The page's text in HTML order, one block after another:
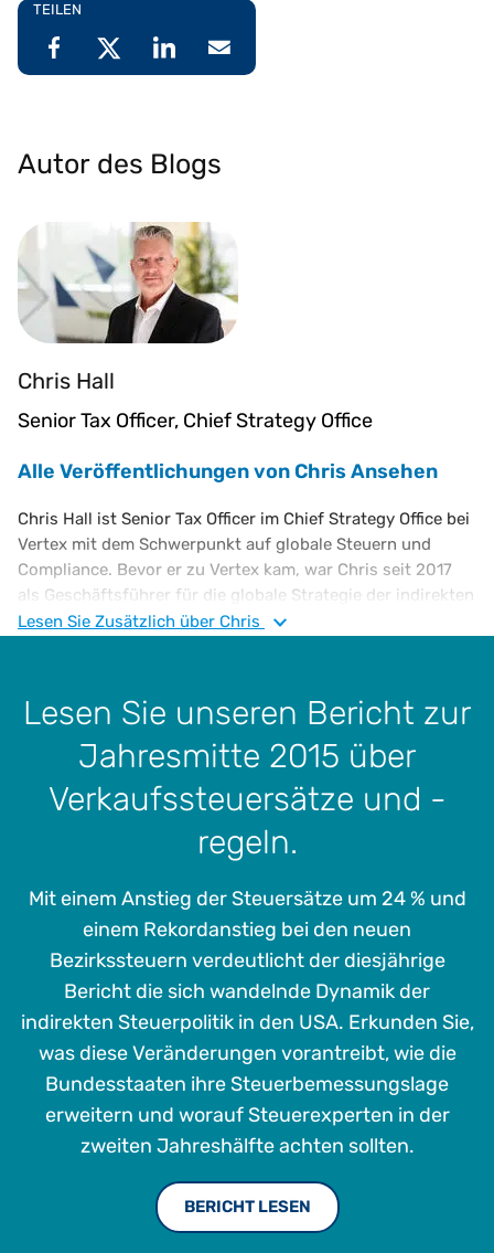
TEILEN
Autor des Blogs
Chris Hall
Senior Tax Officer, Chief Strategy Office
Alle Veröffentlichungen von Chris Ansehen
Chris Hall ist Senior Tax Officer im Chief Strategy Office bei
Vertex mit dem Schwerpunkt auf globale Steuern und
Compliance. Bevor er zu Vertex kam, war Chris seit 2017
als Geschäftsführer für die globale Strategie der indirekten
Steuern bei der Ford Motor Company tätig. Vor seinem
Zwischen 1988 und 2001 arbeitete Chris für die General
Electric Company und leitete in seiner letzten Funktion die
Shared Services Steuerorganisation von GE.
Chris war für alle Aspekte der indirekten Besteuerung
verantwortlich, einschließlich Compliance, Audits,
Streitfälle, Planung, Gesetzgebung und der Leitung von
Projekten zur Systemautomatisierung für zentralisierte
Steuerermittlungs- und Meldungsprozesse unter
Verwendung von Vertex und anderen Plattformen.
Er hat einen Bachelor of Science in Finance von der Florida
Tech und einen MBA von der University of South Florida,
ist zertifiziertes Mitglied des Institute of Professionals in
Taxation (IPT) und war von 1993 bis 2013 Certified
Management Accountant und ein geschätztes Mitglied des
Institute of Management Accountants.
Lesen Sie Zusätzlich über Chris
Lesen Sie unseren Bericht zur
Jahresmitte 2015 über
Verkaufssteuersätze und -
regeln.
Mit einem Anstieg der Steuersätze um 24 % und
einem Rekordanstieg bei den neuen
Bezirkssteuern verdeutlicht der diesjährige
Bericht die sich wandelnde Dynamik der
indirekten Steuerpolitik in den USA. Erkunden Sie,
was diese Veränderungen vorantreibt, wie die
Bundesstaaten ihre Steuerbemessungslage
erweitern und worauf Steuerexperten in der
zweiten Jahreshälfte achten sollten.
BERICHT LESEN